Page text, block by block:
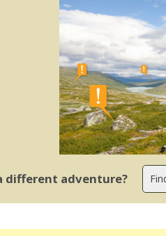
different adventure?